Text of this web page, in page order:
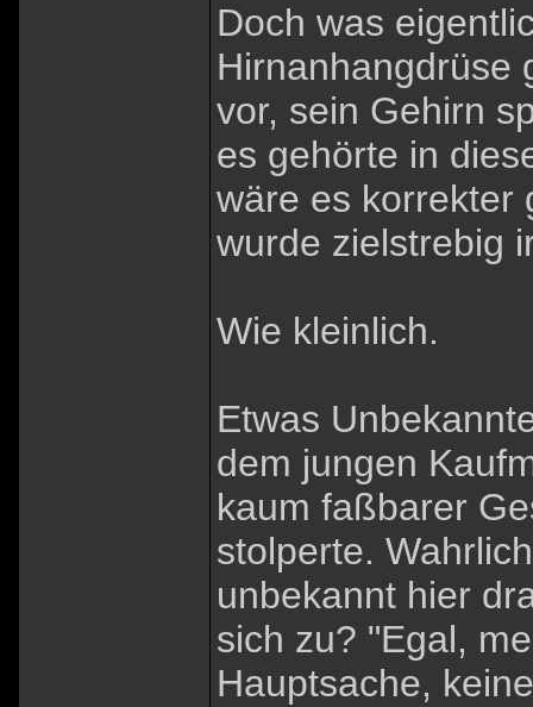
Doch was
Hirnanhangdrüse
vor, sein Gehirn
es gehörte in
wäre es korrekter
wurde zielstrebig
Wie kleinlich.
Etwas
dem jungen
kaum faßbarer
stolperte.
unbekannt hier
sich zu? "Egal,
Hauptsache,